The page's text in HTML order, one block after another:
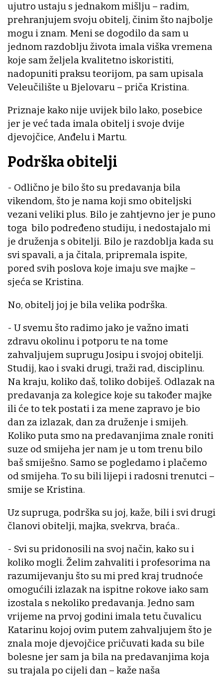
ujutro ustaju s jednakom mišlju – radim,
prehranjujem svoju obitelj, činim što najbolje
mogu i znam. Meni se dogodilo da sam u
jednom razdoblju života imala viška vremena
koje sam željela kvalitetno iskoristiti,
nadopuniti praksu teorijom, pa sam upisala
Veleučilište u Bjelovaru – priča Kristina.
Priznaje kako nije uvijek bilo lako, posebice
jer je već tada imala obitelj i svoje dvije
djevojčice, Anđelu i Martu.
Podrška obitelji
- Odlično je bilo što su predavanja bila
vikendom, što je nama koji smo obiteljski
vezani veliki plus. Bilo je zahtjevno jer je puno
toga bilo podređeno studiju, i nedostajalo mi
je druženja s obitelji. Bilo je razdoblja kada su
svi spavali, a ja čitala, pripremala ispite,
pored svih poslova koje imaju sve majke –
sjeća se Kristina.
No, obitelj joj je bila velika podrška.
- U svemu što radimo jako je važno imati
zdravu okolinu i potporu te na tome
zahvaljujem suprugu Josipu i svojoj obitelji.
Studij, kao i svaki drugi, traži rad, disciplinu.
Na kraju, koliko daš, toliko dobiješ. Odlazak na
predavanja za kolegice koje su također majke
ili će to tek postati i za mene zapravo je bio
dan za izlazak, dan za druženje i smijeh.
Koliko puta smo na predavanjima znale roniti
suze od smijeha jer nam je u tom trenu bilo
baš smiješno. Samo se pogledamo i plačemo
od smijeha. To su bili lijepi i radosni trenutci –
smije se Kristina.
Uz supruga, podrška su joj, kaže, bili i svi drugi
članovi obitelji, majka, svekrva, braća..
- Svi su pridonosili na svoj način, kako su i
koliko mogli. Želim zahvaliti i profesorima na
razumijevanju što su mi pred kraj trudnoće
omogućili izlazak na ispitne rokove iako sam
izostala s nekoliko predavanja. Jedno sam
vrijeme na prvoj godini imala tetu čuvalicu
Katarinu kojoj ovim putem zahvaljujem što je
znala moje djevojčice pričuvati kada su bile
bolesne jer sam ja bila na predavanjima koja
su trajala po cijeli dan – kaže naša